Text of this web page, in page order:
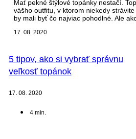
Mať pekné štýlové topánky nestačí.
vášho outfitu, v ktorom niekedy
by mali byť čo najviac pohodlné. Ale
17. 08. 2020
5 tipov, ako si vybrať správnu
veľkosť topánok
17. 08. 2020
4 min.